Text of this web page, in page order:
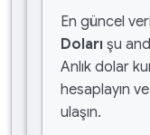
En güncel
Doları şu
Anlık dolar
hesaplayın
ulaşın.